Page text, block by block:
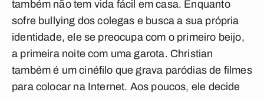
também não tem vida fácil em casa. Enquanto
sofre bullying dos colegas e busca a sua própria
identidade, ele se preocupa com o primeiro beijo,
a primeira noite com uma garota. Christian
também é um cinéfilo que grava paródias de filmes
para colocar na Internet. Aos poucos, ele decide